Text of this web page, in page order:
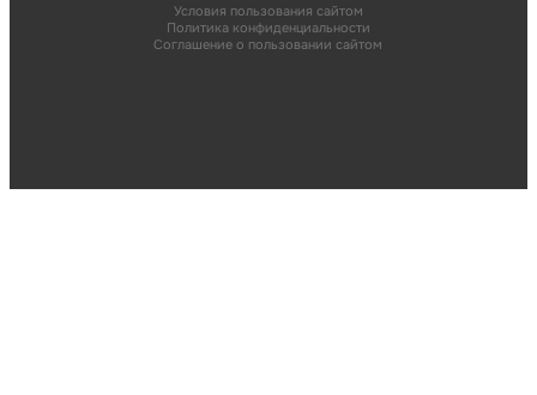
Условия пользования сайтом
Политика конфиденциальности
Соглашение о пользовании сайтом